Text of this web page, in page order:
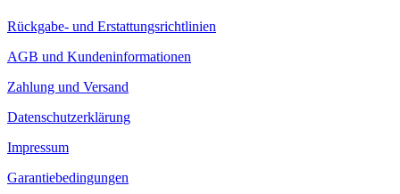
Rückgabe- und Erstattungsrichtlinien
AGB und Kundeninformationen
Zahlung und Versand
Datenschutzerklärung
Impressum
Garantiebedingungen